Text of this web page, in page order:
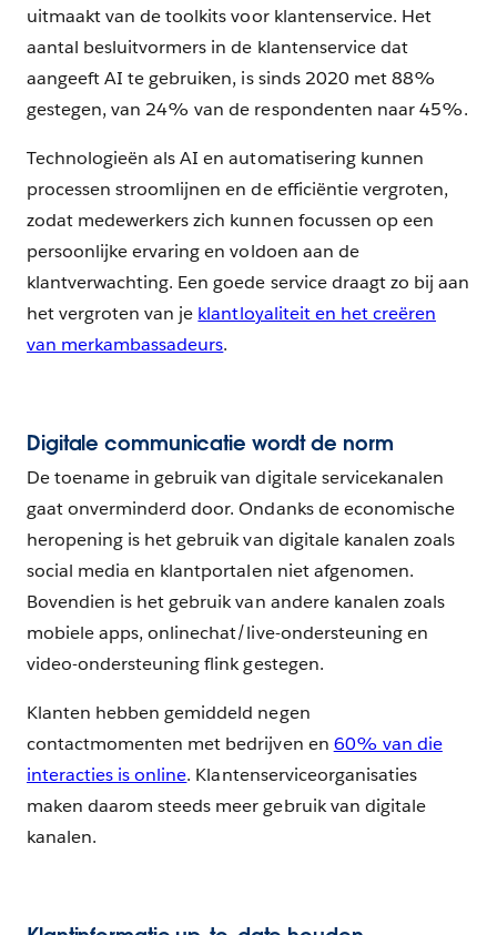
uitmaakt van de toolkits voor klantenservice. Het
aantal besluitvormers in de klantenservice dat
aangeeft AI te gebruiken, is sinds 2020 met 88%
gestegen, van 24% van de respondenten naar 45%.
Technologieën als AI en automatisering kunnen
processen stroomlijnen en de efficiëntie vergroten,
zodat medewerkers zich kunnen focussen op een
persoonlijke ervaring en voldoen aan de
klantverwachting. Een goede service draagt zo bij aan
het vergroten van je klantloyaliteit en het creëren
van merkambassadeurs.
Digitale communicatie wordt de norm
De toename in gebruik van digitale servicekanalen
gaat onverminderd door. Ondanks de economische
heropening is het gebruik van digitale kanalen zoals
social media en klantportalen niet afgenomen.
Bovendien is het gebruik van andere kanalen zoals
mobiele apps, onlinechat/live-ondersteuning en
video-ondersteuning flink gestegen.
Klanten hebben gemiddeld negen
contactmomenten met bedrijven en 60% van die
interacties is online. Klantenserviceorganisaties
maken daarom steeds meer gebruik van digitale
kanalen.